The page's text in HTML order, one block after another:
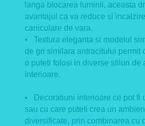
langa blocarea luminii, aceasta
avantajul ca va reduce si
caniculare de vara.
• Textura eleganta si modelul
de gri similara antracitului permit
o puteti folosi in diverse stiluri de
interioare.
• Decoratiuni interioare ce pot fi
sau cu care puteti crea un
diversificate, prin combinarea cu